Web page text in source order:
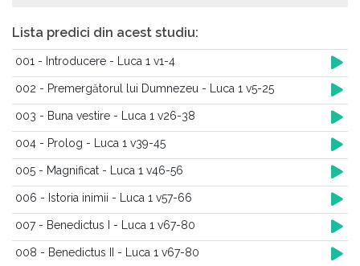
Lista predici din acest studiu:
001 - Introducere - Luca 1 v1-4
002 - Premergătorul lui Dumnezeu - Luca 1 v5-25
003 - Buna vestire - Luca 1 v26-38
004 - Prolog - Luca 1 v39-45
005 - Magnificat - Luca 1 v46-56
006 - Istoria inimii - Luca 1 v57-66
007 - Benedictus I - Luca 1 v67-80
008 - Benedictus II - Luca 1 v67-80